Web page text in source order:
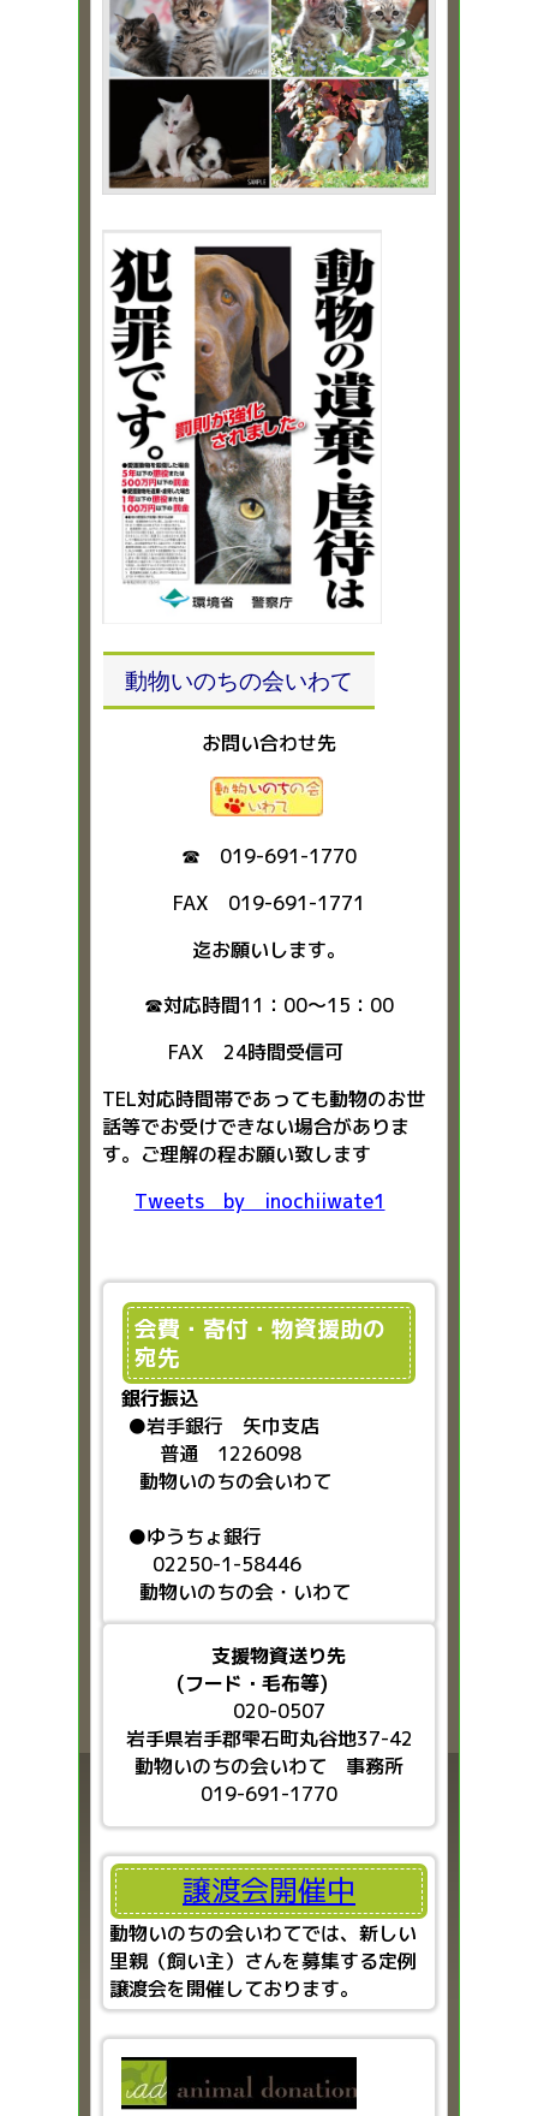
動物いのちの会いわて
お問い合わせ先
☎ 019-691-1770
FAX 019-691-1771
迄お願いします。
☎対応時間11：00～15：00
FAX 24時間受信可
TEL対応時間帯であっても動物のお世
話等でお受けできない場合がありま
す。ご理解の程お願い致します
Tweets by inochiiwate1
会費・寄付・物資援助の
宛先
銀行振込
●岩手銀行 矢巾支店
普通 1226098
動物いのちの会いわて
●ゆうちょ銀行
02250-1-58446
動物いのちの会・いわて
支援物資送り先
(フード・毛布等)
020-0507
岩手県岩手郡雫石町丸谷地37-42
動物いのちの会いわて 事務所
019-691-1770
譲渡会開催中
動物いのちの会いわてでは、新しい
里親（飼い主）さんを募集する定例
譲渡会を開催しております。